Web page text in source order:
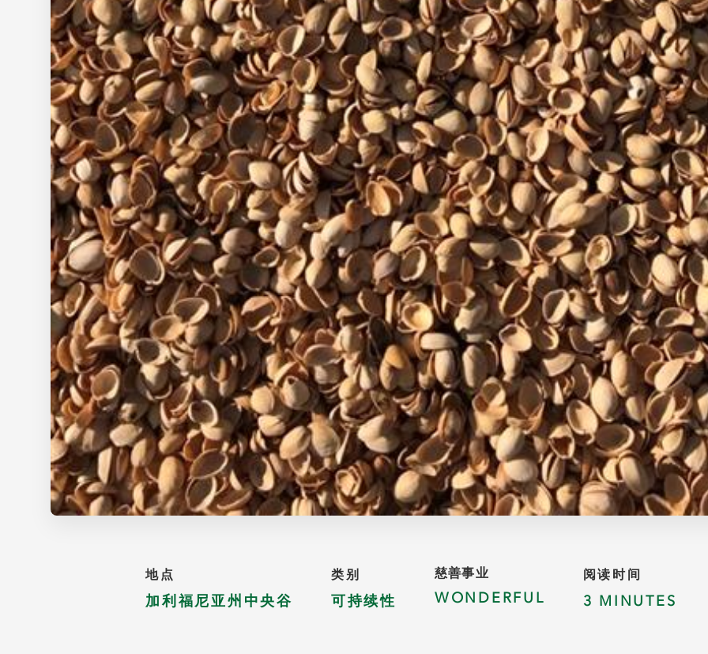
地点
加利福尼亚州中央谷
类别
可持续性
慈善事业
WONDERFUL
阅读时间
3 MINUTES